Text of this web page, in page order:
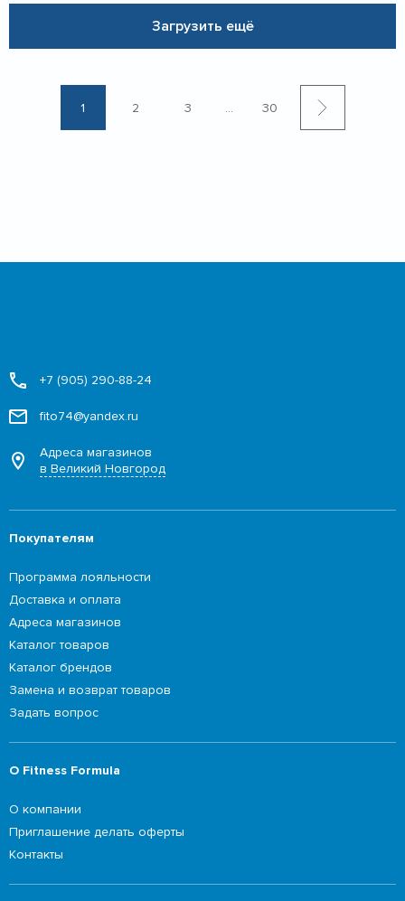
Загрузить ещё
1 2 3 ... 30
+7 (905) 290-88-24
fito74@yandex.ru
Адреса магазинов
в Великий Новгород
Покупателям
Программа лояльности
Доставка и оплата
Адреса магазинов
Каталог товаров
Каталог брендов
Замена и возврат товаров
Задать вопрос
О Fitness Formula
О компании
Приглашение делать оферты
Контакты